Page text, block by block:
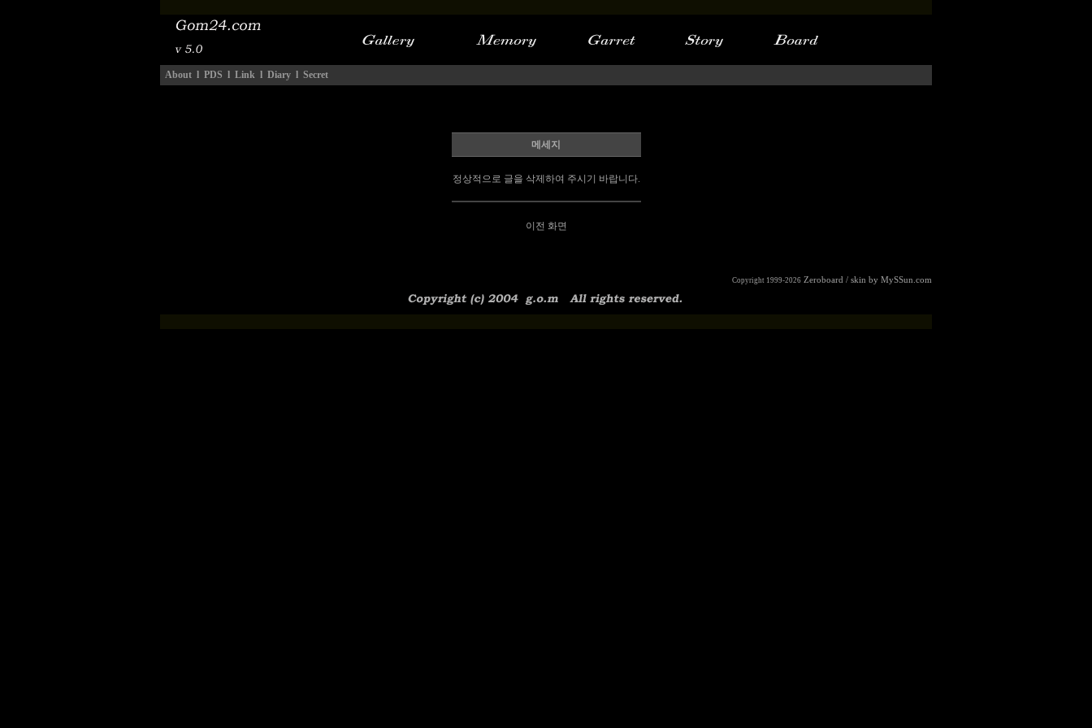
About l PDS l Link l Diary l Secret
메세지
정상적으로 글을 삭제하여 주시기 바랍니다.
이전 화면
Copyright 1999-2026 Zeroboard / skin by MySSun.com